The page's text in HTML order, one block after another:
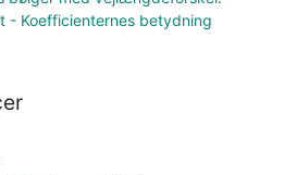
- Koefficienternes betydning